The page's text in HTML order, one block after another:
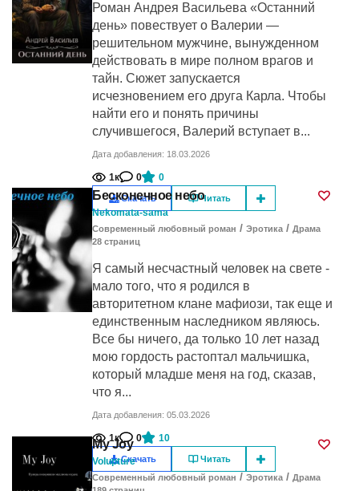
Роман Андрея Васильева «Останний
день» повествует о Валерии —
решительном мужчине, вынужденном
действовать в мире полном врагов и
тайн. Сюжет запускается
исчезновением его друга Карла. Чтобы
найти его и понять причины
случившегося, Валерий вступает в...
Дата добавления: 18.03.2026
1к 0 0
Скачать Читать
Бесконечное небо
Nekomata-sama
Современный любовный роман / Эротика / Драма
28 cтраниц
Я самый несчастный человек на свете -
мало того, что я родился в
авторитетном клане мафиози, так еще и
единственным наследником являюсь.
Все бы ничего, да только 10 лет назад
мою гордость растоптал мальчишка,
который младше меня на год, сказав,
что я...
Дата добавления: 05.03.2026
1к 0 10
Скачать Читать
My Joy
Volupture
Современный любовный роман / Эротика / Драма